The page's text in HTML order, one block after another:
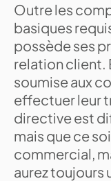
Outre les
basiques
possède ses
relation client.
soumise aux
effectuer leur
directive est
mais que ce
commercial,
aurez toujours